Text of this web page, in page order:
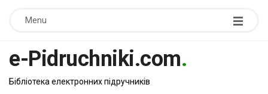
Menu
e-Pidruchniki.com.
Бібліотека електронних підручників